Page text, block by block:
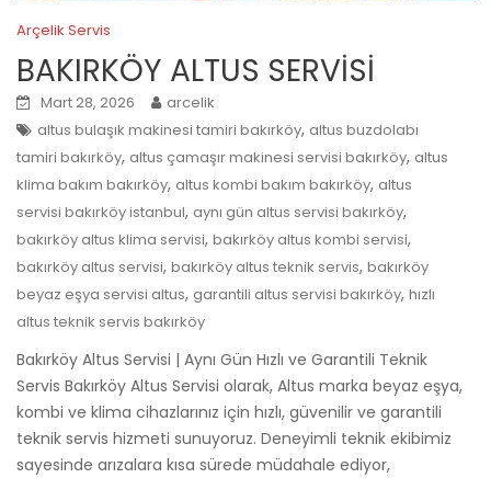
Arçelik Servis
BAKIRKÖY ALTUS SERVİSİ
Mart 28, 2026
arcelik
altus bulaşık makinesi tamiri bakırköy, altus buzdolabı
tamiri bakırköy, altus çamaşır makinesi servisi bakırköy, altus
klima bakım bakırköy, altus kombi bakım bakırköy, altus
servisi bakırköy istanbul, aynı gün altus servisi bakırköy,
bakırköy altus klima servisi, bakırköy altus kombi servisi,
bakırköy altus servisi, bakırköy altus teknik servis, bakırköy
beyaz eşya servisi altus, garantili altus servisi bakırköy, hızlı
altus teknik servis bakırköy
Bakırköy Altus Servisi | Aynı Gün Hızlı ve Garantili Teknik
Servis Bakırköy Altus Servisi olarak, Altus marka beyaz eşya,
kombi ve klima cihazlarınız için hızlı, güvenilir ve garantili
teknik servis hizmeti sunuyoruz. Deneyimli teknik ekibimiz
sayesinde arızalara kısa sürede müdahale ediyor,